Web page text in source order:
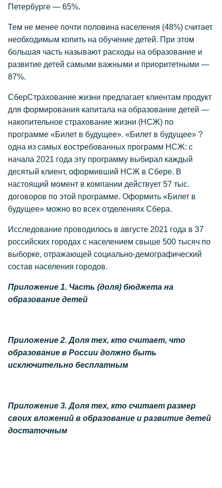
Петербурге — 65%.
Тем не менее почти половина населения (48%) считает
необходимым копить на обучение детей. При этом
большая часть называют расходы на образование и
развитие детей самыми важными и приоритетными —
87%.
СберСтрахование жизни предлагает клиентам продукт
для формирования капитала на образование детей —
накопительное страхование жизни (НСЖ) по
программе «Билет в будущее». «Билет в будущее» ?
одна из самых востребованных программ НСЖ: с
начала 2021 года эту программу выбирал каждый
десятый клиент, оформивший НСЖ в Сбере. В
настоящий момент в компании действует 57 тыс.
договоров по этой программе. Оформить «Билет в
будущее» можно во всех отделениях Сбера.
Исследование проводилось в августе 2021 года в 37
российских городах с населением свыше 500 тысяч по
выборке, отражающей социально-демографический
состав населения городов.
Приложение 1. Часть (доля) бюджета на
образование детей
Приложение 2. Доля тех, кто считает, что
образование в России должно быть
исключительно бесплатным
Приложение 3. Доля тех, кто считает размер
своих вложений в образование и развитие детей
достаточным